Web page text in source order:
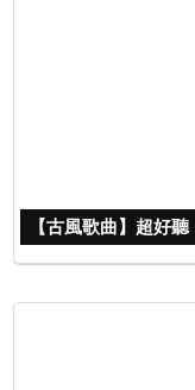
【古風歌曲】超好